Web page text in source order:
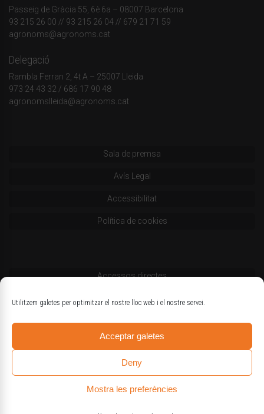
Utilitzem galetes per optimitzar el nostre lloc web i el nostre servei.
Acceptar galetes
Deny
Mostra les preferències
Passeig de Gràcia 55, 6è 6a – 08007 Barcelona
93 215 26 00 // 93 215 26 04 // 679 21 71 59
agronoms@agronoms.cat
Delegació
Rambla Ferran 2, 4t A – 25007 Lleida
973 24 43 32 / 686 17 90 48
agronomslleida@agronoms.cat
Sala de premsa
Avís Legal
Accessibilitat
Política de cookies
Accessos directes
Codi deontològic
Estatuts
Logotips oficials
© Col·legi d'Enginyers Agrònoms de Catalunya